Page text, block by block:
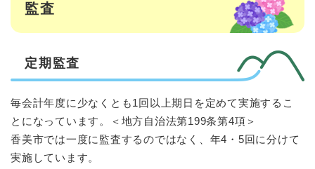
監査
定期監査
毎会計年度に少なくとも1回以上期日を定めて実施するこ
とになっています。＜地方自治法第199条第4項＞
香美市では一度に監査するのではなく、年4・5回に分けて
実施しています。